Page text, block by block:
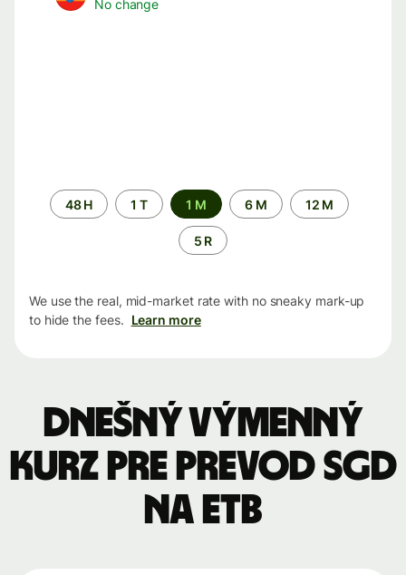
No change
Time
period
48 H 1 T 1 M 6 M 12 M
5 R
We use the real, mid-market rate with no sneaky mark-up
to hide the fees. Learn more
Dnešný výmenný
kurz pre prevod SGD
na ETB